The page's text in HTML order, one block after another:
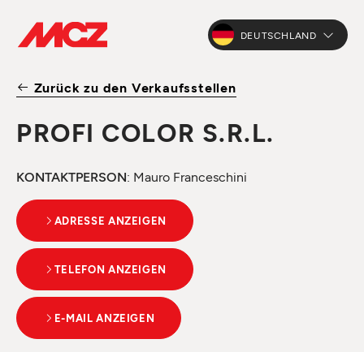
DEUTSCHLAND
Zurück zu den Verkaufsstellen
PROFI COLOR S.R.L.
KONTAKTPERSON: Mauro Franceschini
ADRESSE ANZEIGEN
TELEFON ANZEIGEN
E-MAIL ANZEIGEN